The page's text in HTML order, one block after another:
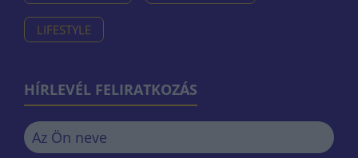
LIFESTYLE
HÍRLEVÉL FELIRATKOZÁS